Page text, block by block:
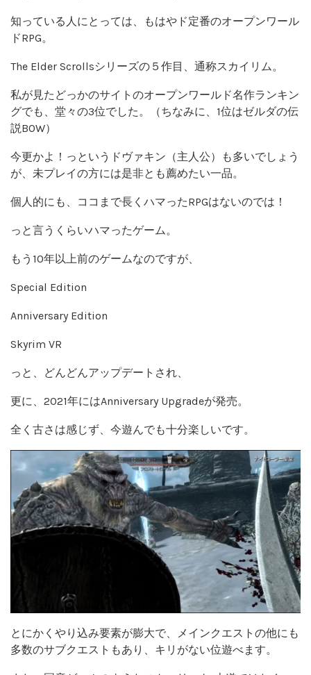
知っている人にとっては、もはやド定番のオープンワール
ドRPG。
The Elder Scrollsシリーズの５作目、通称スカイリム。
私が見たどっかのサイトのオープンワールド名作ランキン
グでも、堂々の3位でした。（ちなみに、1位はゼルダの伝
説BOW）
今更かよ！っというドヴァキン（主人公）も多いでしょう
が、未プレイの方には是非とも薦めたい一品。
個人的にも、ココまで長くハマったRPGはないのでは！
っと言うくらいハマったゲーム。
もう10年以上前のゲームなのですが、
Special Edition
Anniversary Edition
Skyrim VR
っと、どんどんアップデートされ、
更に、2021年にはAnniversary Upgradeが発売。
全く古さは感じず、今遊んでも十分楽しいです。
とにかくやり込み要素が膨大で、メインクエストの他にも
多数のサブクエストもあり、キリがない位遊べます。